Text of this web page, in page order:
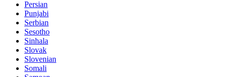
Persian
Punjabi
Serbian
Sesotho
Sinhala
Slovak
Slovenian
Somali